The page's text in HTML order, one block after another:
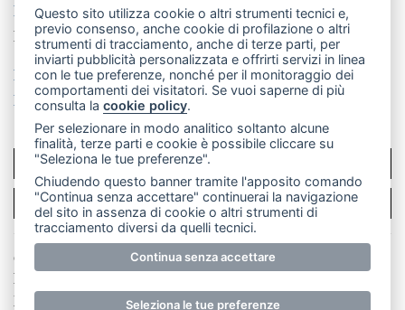
La redazione
MerateOnline CasateOnline
RSS
Made by VIP
Privacy policy
Cookie policy
Rivedi le tue scelte sui cookie
SCRIVICI
PER LA TUA PUBBLICITÀ
© Copyright Merateonline S.r.l. - Tutti i diritti riservati.
E' proibita la riproduzione e pubblicazione anche
parziale di testi, articoli e immagini senza la
Questo sito utilizza cookie o altri strumenti tecnici e,
previo consenso, anche cookie di profilazione o altri
strumenti di tracciamento, anche di terze parti, per
inviarti pubblicità personalizzata e offrirti servizi in linea
con le tue preferenze, nonché per il monitoraggio dei
comportamenti dei visitatori. Se vuoi saperne di più
consulta lacookie policy.
Per selezionare in modo analitico soltanto alcune
finalità, terze parti e cookie è possibile cliccare su
"Seleziona le tue preferenze".
Chiudendo questo banner tramite l'apposito comando
"Continua senza accettare" continuerai la navigazione
del sito in assenza di cookie o altri strumenti di
tracciamento diversi da quelli tecnici.
Continua senza accettare
Seleziona le tue preferenze